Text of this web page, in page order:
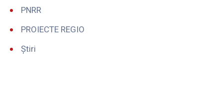
PNRR
PROIECTE REGIO
Știri